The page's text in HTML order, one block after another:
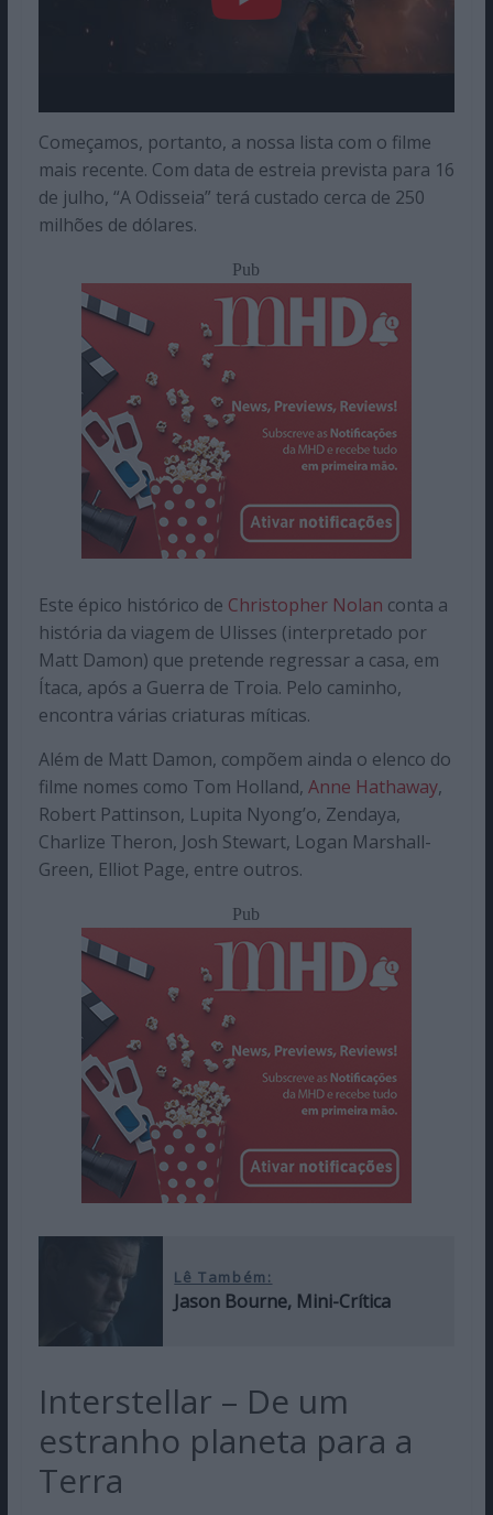
Começamos, portanto, a nossa lista com o filme
mais recente. Com data de estreia prevista para 16
de julho, “A Odisseia” terá custado cerca de 250
milhões de dólares.
Pub
Este épico histórico de Christopher Nolan conta a
história da viagem de Ulisses (interpretado por
Matt Damon) que pretende regressar a casa, em
Ítaca, após a Guerra de Troia. Pelo caminho,
encontra várias criaturas míticas.
Além de Matt Damon, compõem ainda o elenco do
filme nomes como Tom Holland, Anne Hathaway,
Robert Pattinson, Lupita Nyong’o, Zendaya,
Charlize Theron, Josh Stewart, Logan Marshall-
Green, Elliot Page, entre outros.
Pub
Lê Também:
Jason Bourne, Mini-Crítica
Interstellar – De um
estranho planeta para a
Terra